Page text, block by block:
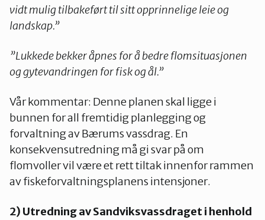
vidt mulig tilbakeført til sitt opprinnelige leie og
landskap.”
”Lukkede bekker åpnes for å bedre flomsituasjonen
og gytevandringen for fisk og ål.”
Vår kommentar: Denne planen skal ligge i
bunnen for all fremtidig planlegging og
forvaltning av Bærums vassdrag. En
konsekvensutredning må gi svar på om
flomvoller vil være et rett tiltak innenfor rammen
av fiskeforvaltningsplanens intensjoner.
2) Utredning av Sandviksvassdraget i henhold